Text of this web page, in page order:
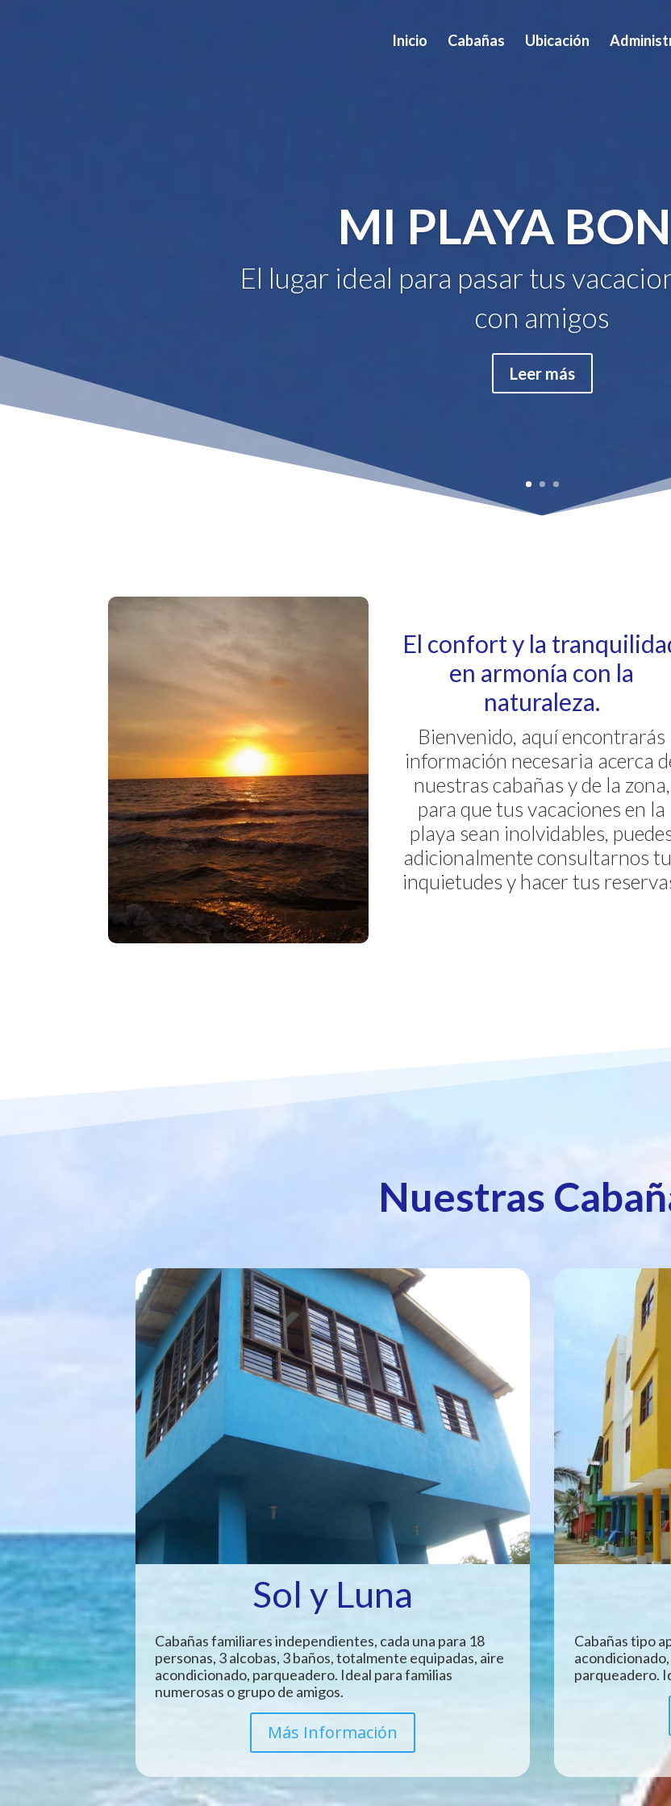
Inicio Cabañas Ubicación
MI PLAYA
El lugar ideal para pasar tus
con amigos
Leer más
El confort y la
en armonía con la
naturaleza.
Bienvenido, aquí encontrarás
información necesaria acerca
nuestras cabañas y de la zona,
para que tus vacaciones en la
playa sean inolvidables,
adicionalmente consultarnos
inquietudes y hacer tus
Nuestras
Sol y Luna
Cabañas familiares independientes, cada una para 18
personas, 3 alcobas, 3 baños, totalmente equipadas, aire
acondicionado, parqueadero. Ideal para familias
numerosas o grupo de amigos.
Más Información
Cabañas tipo
parqueadero.